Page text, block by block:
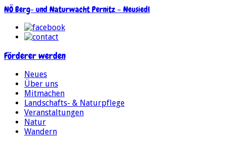
NÖ Berg- und Naturwacht Pernitz – Neusiedl
Förderer werden
Neues
Über uns
Mitmachen
Landschafts- & Naturpflege
Veranstaltungen
Natur
Wandern